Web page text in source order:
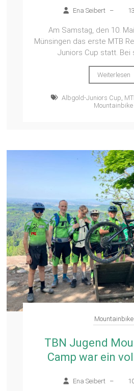
Ena Seibert –
Am Samstag, den 10.
Münsingen das erste MTB
Juniors Cup statt. Bei
Weiterlesen
Albgold-Juniors Cup
Mountainbike
Mountainbike
TBN Jugend
Camp war ein
Ena Seibert –